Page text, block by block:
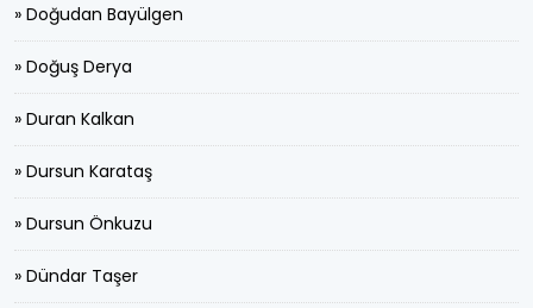
» Doğudan Bayülgen
» Doğuş Derya
» Duran Kalkan
» Dursun Karataş
» Dursun Önkuzu
» Dündar Taşer